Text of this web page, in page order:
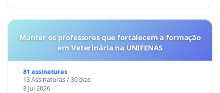
Manter os professores que fortalecem a formação
em Veterinária na UNIFENAS
81 assinaturas
13 Assinaturas / 30 dias
8 Jul 2026